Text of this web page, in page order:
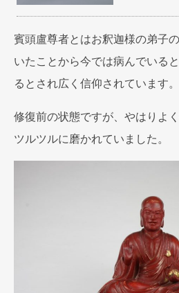
賓頭盧尊者とはお釈迦様の弟子
いたことから今では病んでいる
るとされ広く信仰されています。
修復前の状態ですが、やはりよ
ツルツルに磨かれていました。